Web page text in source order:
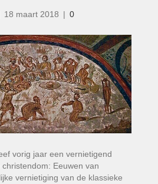
18 maart 2018 | 0
vorig jaar een vernietigend
Eeuwen van
vernietiging van de klassieke